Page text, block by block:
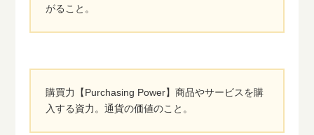
がること。
購買力【Purchasing Power】商品やサービスを購
入する資力。通貨の価値のこと。